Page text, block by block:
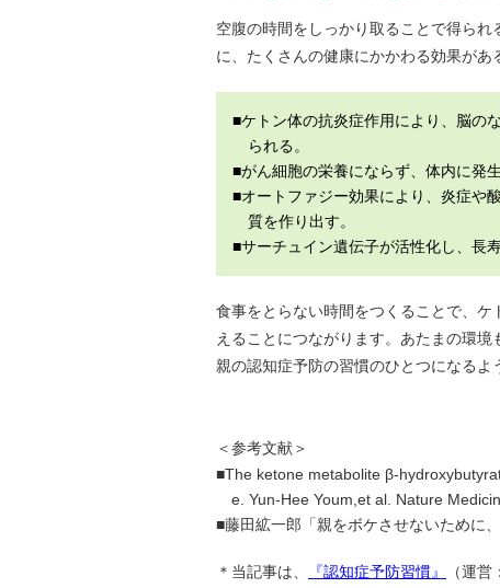
空腹の時間をしっかり取ることで得ら
に、たくさんの健康にかかわる効果があ
■ケトン体の抗炎症作用により、脳の
られる。
■がん細胞の栄養にならず、体内に発
■オートファジー効果により、炎症や
質を作り出す。
■サーチュイン遺伝子が活性化し、長
食事をとらない時間をつくることで、
えることにつながります。あたまの環境
親の認知症予防の習慣のひとつになるよ
＜参考文献＞
■The ketone metabolite β-
e. Yun-Hee Youm,et al. Nature
■藤田絋一郎「親をボケさせないために、
＊当記事は、 『認知症予防習慣』 （運